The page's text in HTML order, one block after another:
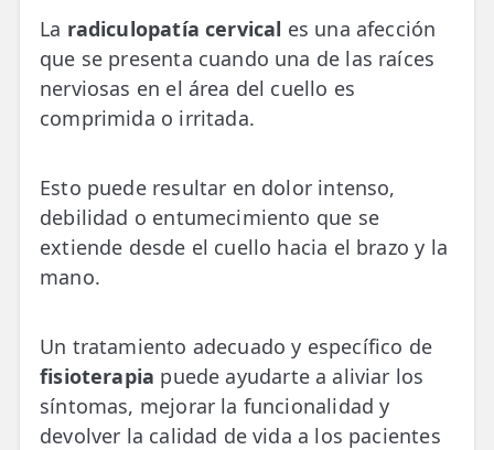
💆‍♀️ Tratamientos
😓 Síntomas
📅 Pedir Cita
🏢 Empresas
UBICACIONES
🔍 Buscador Clínicas
📍 Barrio del Pilar
📍 Chamberí - Centro
📍 Barrio Salamanca
La radiculopatía cervical es una afección
que se presenta cuando una de las raíces
nerviosas en el área del cuello es
comprimida o irritada.
Esto puede resultar en dolor intenso,
debilidad o entumecimiento que se
extiende desde el cuello hacia el brazo y la
mano.
Un tratamiento adecuado y específico de
fisioterapia puede ayudarte a aliviar los
síntomas, mejorar la funcionalidad y
devolver la calidad de vida a los pacientes